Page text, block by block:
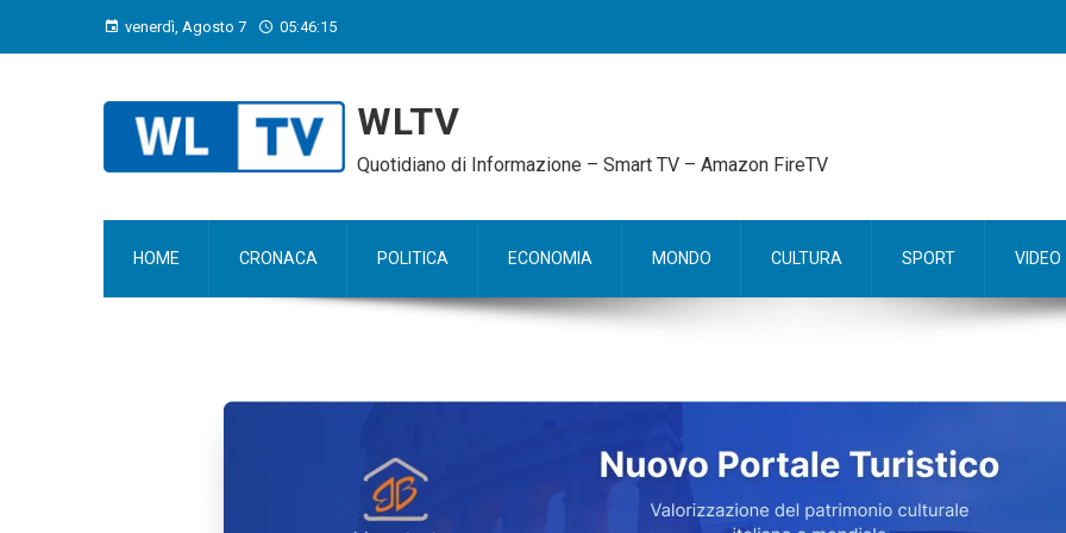
venerdì, Agosto 7 05:46:16
WLTV
Quotidiano di Informazione – Smart TV – Amazon FireTV
HOME CRONACA POLITICA ECONOMIA MONDO CULTURA SPORT VIDEO